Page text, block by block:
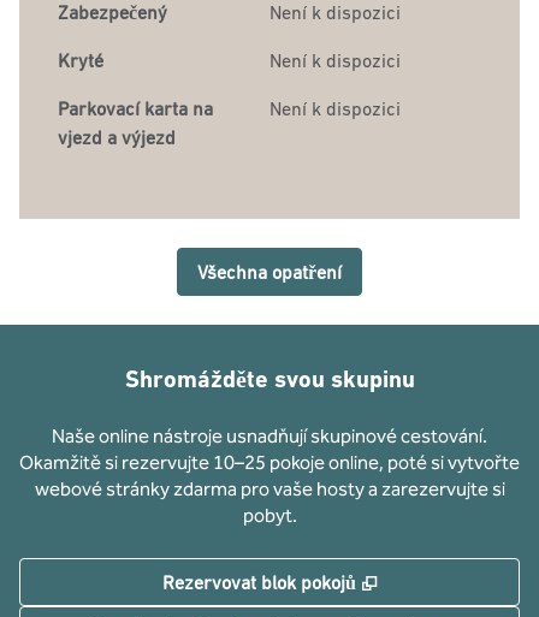
Zabezpečený Není k dispozici
Kryté Není k dispozici
Parkovací karta na
vjezd a výjezd
Není k dispozici
Všechna opatření
Shromážděte svou skupinu
Naše online nástroje usnadňují skupinové cestování.
Okamžitě si rezervujte 10–25 pokoje online, poté si vytvořte
webové stránky zdarma pro vaše hosty a zarezervujte si
pobyt.
Rezervovat blok pokojů ,